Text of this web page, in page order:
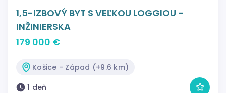
1,5-IZBOVÝ BYT S VEĽKOU LOGGIOU -
INŽINIERSKA
179 000 €
Košice - Západ (+9.6 km)
1 deň